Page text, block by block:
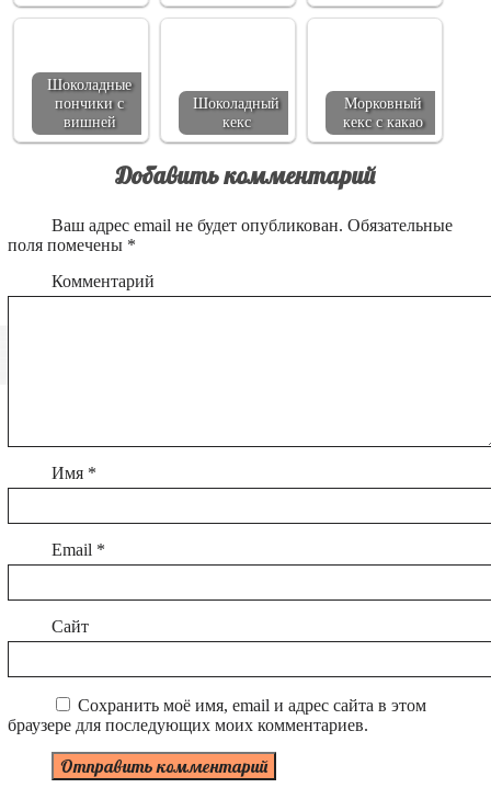
Шоколадные
пончики с
вишней
Шоколадный
кекс
Морковный
кекс с какао
Добавить комментарий
Ваш адрес email не будет опубликован. Обязательные
поля помечены *
Комментарий
Имя *
Email *
Сайт
Сохранить моё имя, email и адрес сайта в этом
браузере для последующих моих комментариев.